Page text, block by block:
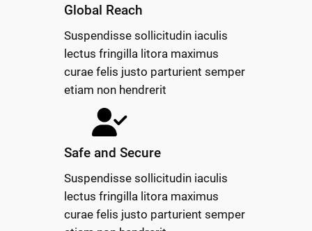
Global Reach
Suspendisse sollicitudin iaculis
lectus fringilla litora maximus
curae felis justo parturient semper
etiam non hendrerit
Safe and Secure
Suspendisse sollicitudin iaculis
lectus fringilla litora maximus
curae felis justo parturient semper